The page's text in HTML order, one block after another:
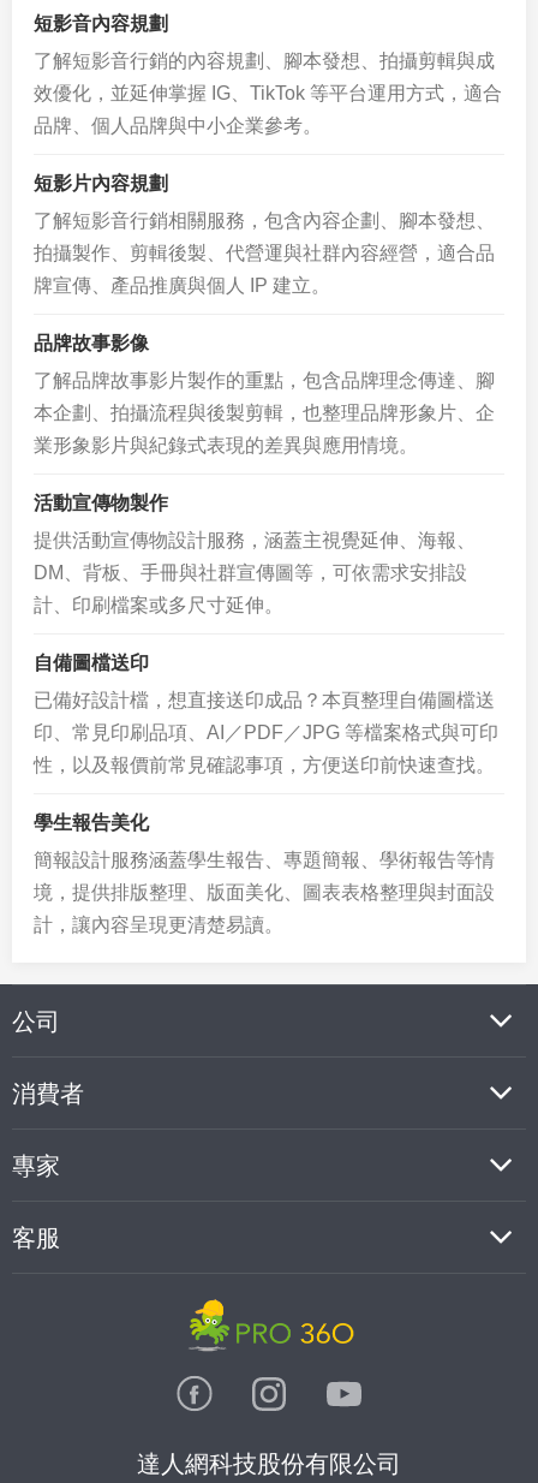
短影音內容規劃
了解短影音行銷的內容規劃、腳本發想、拍攝剪輯與成
效優化，並延伸掌握 IG、TikTok 等平台運用方式，適合
品牌、個人品牌與中小企業參考。
短影片內容規劃
了解短影音行銷相關服務，包含內容企劃、腳本發想、
拍攝製作、剪輯後製、代營運與社群內容經營，適合品
牌宣傳、產品推廣與個人 IP 建立。
品牌故事影像
了解品牌故事影片製作的重點，包含品牌理念傳達、腳
本企劃、拍攝流程與後製剪輯，也整理品牌形象片、企
業形象影片與紀錄式表現的差異與應用情境。
活動宣傳物製作
提供活動宣傳物設計服務，涵蓋主視覺延伸、海報、
DM、背板、手冊與社群宣傳圖等，可依需求安排設
計、印刷檔案或多尺寸延伸。
自備圖檔送印
已備好設計檔，想直接送印成品？本頁整理自備圖檔送
印、常見印刷品項、AI／PDF／JPG 等檔案格式與可印
性，以及報價前常見確認事項，方便送印前快速查找。
學生報告美化
簡報設計服務涵蓋學生報告、專題簡報、學術報告等情
境，提供排版整理、版面美化、圖表表格整理與封面設
計，讓內容呈現更清楚易讀。
公司
消費者
專家
客服
達人網科技股份有限公司